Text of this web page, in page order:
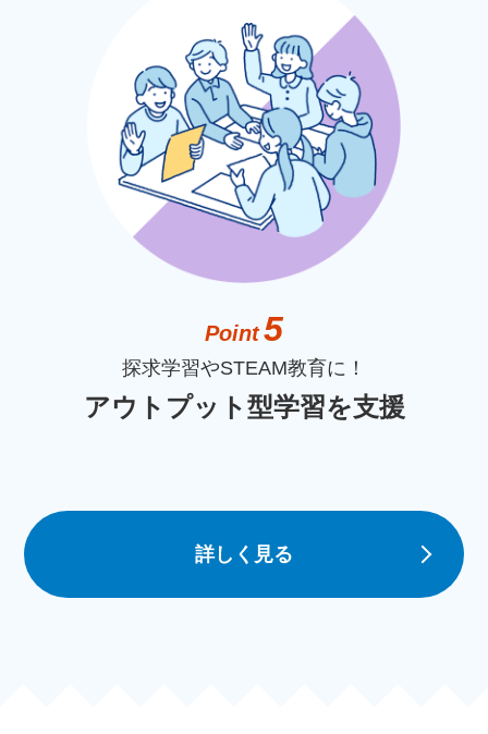
Point5
探求学習やSTEAM教育に！
アウトプット型学習を支援
詳しく見る